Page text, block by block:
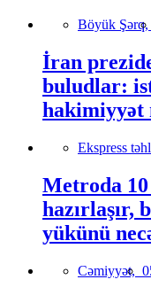
Böyük Şərq,
İran
buludlar:
hakimiyyət
Ekspress
Metroda 10
hazırlaşır,
yükünü
Cəmiyyət,